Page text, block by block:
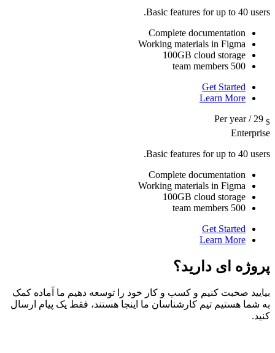
Basic features for up to 40 users.
Complete documentation
Working materials in Figma
100GB cloud storage
500 team members
Get Started
Learn More
$
/ Per year
Enterprise
Basic features for up to 40 users.
Complete documentation
Working materials in Figma
100GB cloud storage
500 team members
Get Started
Learn More
پروژه ای دارید؟
بیایید صحبت کنیم و کسب و کار خود را توسعه دهیم ما آماده کمک
به شما هستیم تیم کارشناسان ما اینجا هستند، فقط یک پیام ارسال
کنید.